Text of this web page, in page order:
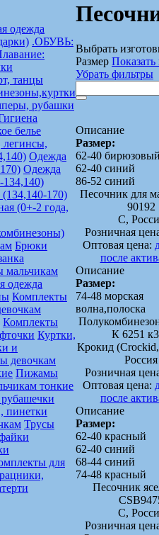
одежда
.ОБУВЬ:
танцы
рубашки
белье
Одежда
Одежда
170)
(0+-2 года,
Брюки
мальчикам
одежда
Комплекты
Комплекты
Куртки,
и
девочкам
Пижамы
тонкие
пинетки
Трусы
для
Выбрать
Размер Показать
Убрать фильтры
Описание
Размер:
62-40
62-40 синий
86-52 синий
Песочник для
90192
C,
Розничная
Оптовая цена:
после
Описание
Размер:
74-48 морская
волна,полоска
К 6251
Крокид
Россия
Розничная
Оптовая цена:
после
Описание
Размер:
62-40 красный
62-40 синий
68-44 синий
74-48 красный
Песочник
C,
Розничная